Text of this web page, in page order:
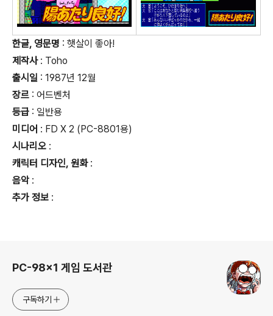
한글, 영문명 : 햇살이 좋아!
제작사: Toho
출시일 : 1987년 12월
장르 : 어드벤처
등급 : 일반용
미디어 : FD X 2 (PC-8801용)
시나리오 :
캐릭터 디자인, 원화:
음악 :
추가 정보 :
PC-98x1 게임 도서관
구독하기